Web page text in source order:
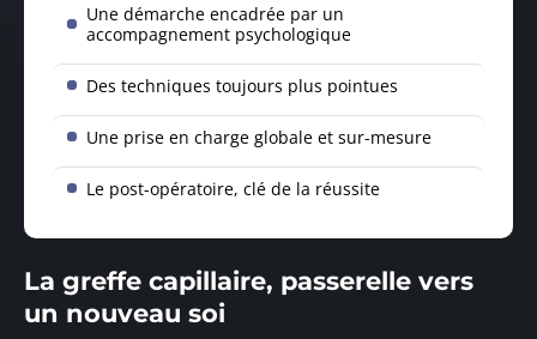
Une démarche encadrée par un
accompagnement psychologique
Des techniques toujours plus pointues
Une prise en charge globale et sur-mesure
Le post-opératoire, clé de la réussite
La greffe capillaire, passerelle vers
un nouveau soi